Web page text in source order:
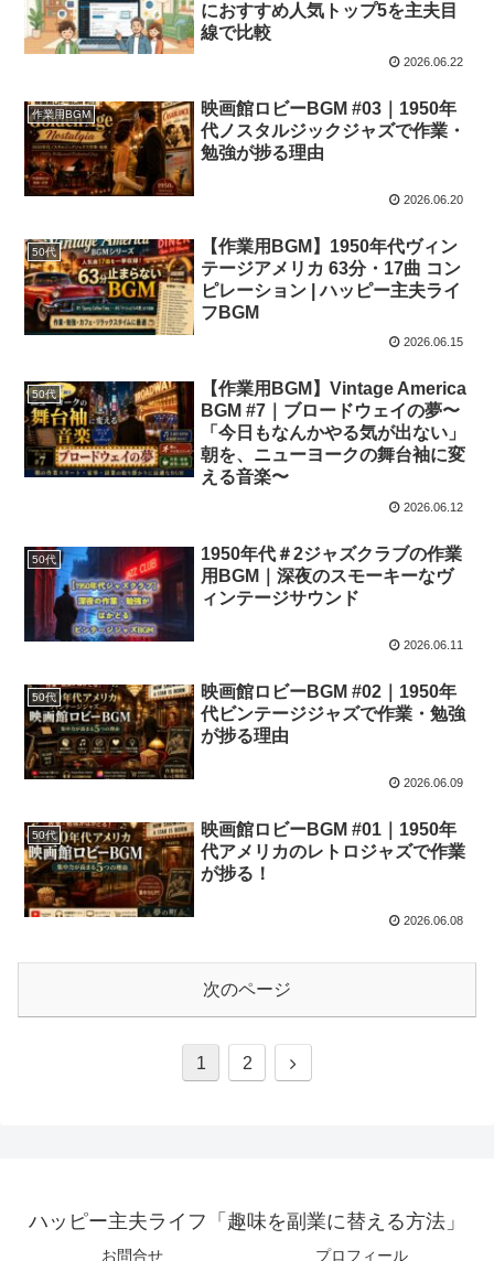
におすすめ人気トップ5を主夫目
線で比較
2026.06.22
作業用BGM
映画館ロビーBGM #03｜1950年
代ノスタルジックジャズで作業・
勉強が捗る理由
2026.06.20
50代
【作業用BGM】1950年代ヴィン
テージアメリカ 63分・17曲 コン
ピレーション | ハッピー主夫ライ
フBGM
2026.06.15
50代
【作業用BGM】Vintage America
BGM #7｜ブロードウェイの夢〜
「今日もなんかやる気が出ない」
朝を、ニューヨークの舞台袖に変
える音楽〜
2026.06.12
50代
1950年代＃2ジャズクラブの作業
用BGM｜深夜のスモーキーなヴ
ィンテージサウンド
2026.06.11
50代
映画館ロビーBGM #02｜1950年
代ビンテージジャズで作業・勉強
が捗る理由
2026.06.09
50代
映画館ロビーBGM #01｜1950年
代アメリカのレトロジャズで作業
が捗る！
2026.06.08
次のページ
1 2
ハッピー主夫ライフ「趣味を副業に替える方法」
お問合せ プロフィール